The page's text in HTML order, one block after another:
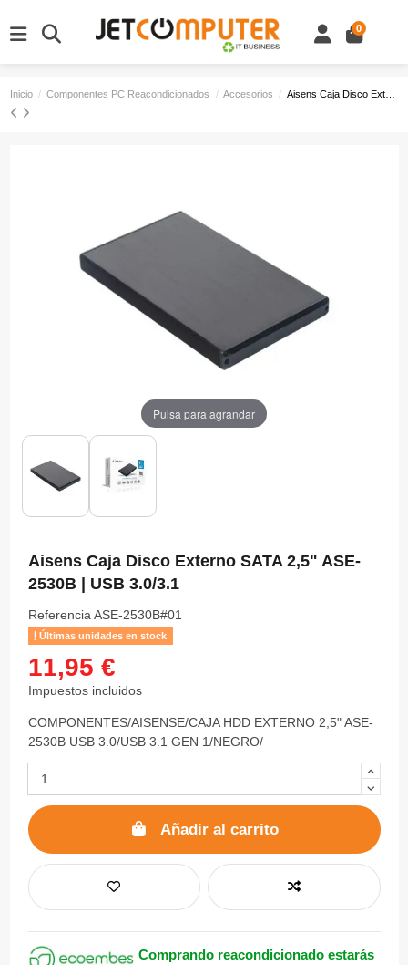
0
Inicio Componentes PC Reacondicionados Accesorios Aisens Caja Disco Externo SATA 2,5" ASE-2530B | USB 3.0/3.1
Pulsa para agrandar
Aisens Caja Disco Externo SATA 2,5" ASE-
2530B | USB 3.0/3.1
Referencia ASE-2530B#01
Últimas unidades en stock
11,95 €
Impuestos incluidos
COMPONENTES/AISENSE/CAJA HDD EXTERNO 2,5" ASE-
2530B USB 3.0/USB 3.1 GEN 1/NEGRO/
Añadir al carrito
Comprando reacondicionado estarás